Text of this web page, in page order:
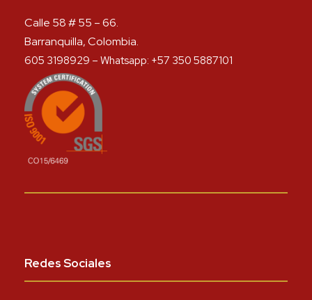
Calle 58 # 55 – 66.
Barranquilla, Colombia.
605 3198929 – Whatsapp: +57 350 5887101
Redes Sociales